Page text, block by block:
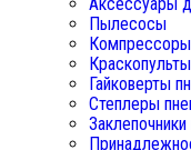
Пылесосы
Компрессоры
Гайковерты
Степлеры